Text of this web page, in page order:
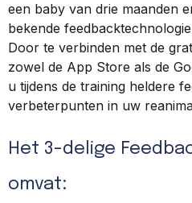
een baby van drie maanden
bekende
Door te verbinden met de
zowel de App Store als de
u tijdens de training heldere
verbeterpunten in uw
Het 3-delige
omvat: